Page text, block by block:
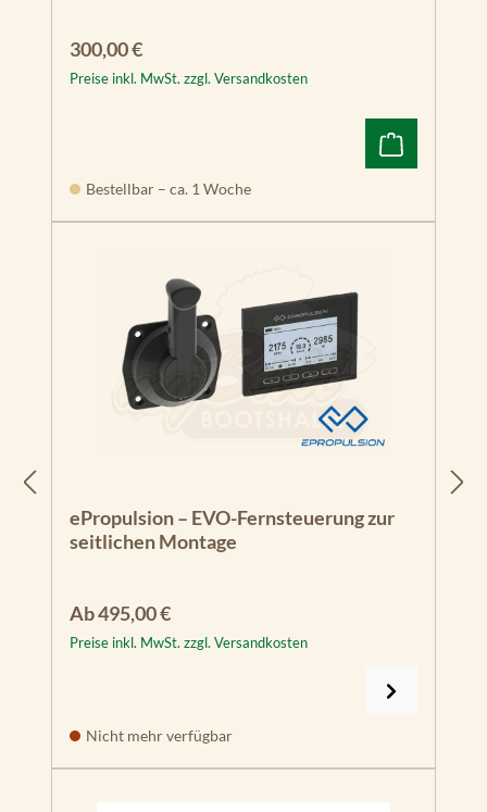
Regulärer Preis:
300,00 €
Preise inkl. MwSt. zzgl. Versandkosten
Bestellbar – ca. 1 Woche
ePropulsion – EVO-Fernsteuerung zur
seitlichen Montage
Regulärer Preis:
Ab495,00 €
Preise inkl. MwSt. zzgl. Versandkosten
Nicht mehr verfügbar